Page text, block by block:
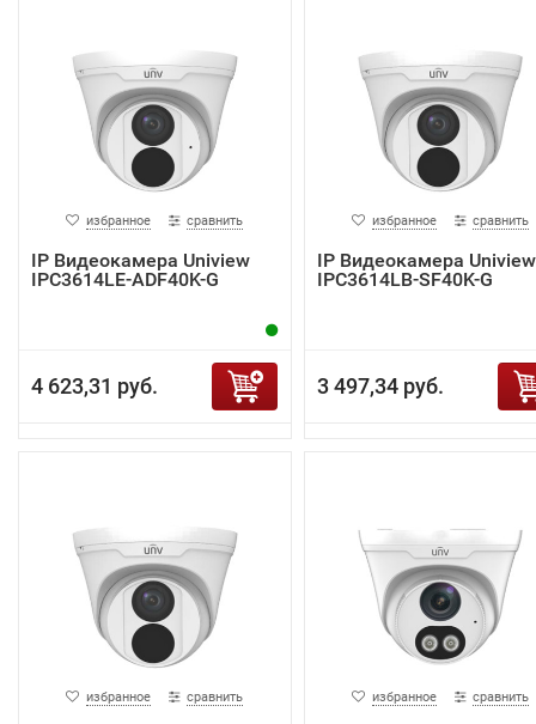
избранное сравнить
IP Видеокамера Uniview
IPC3614LE-ADF40K-G
4 623,31 руб.
избранное сравнить
IP Видеокамера Uniview
IPC3614LB-SF40K-G
3 497,34 руб.
избранное сравнить избранное сравнить